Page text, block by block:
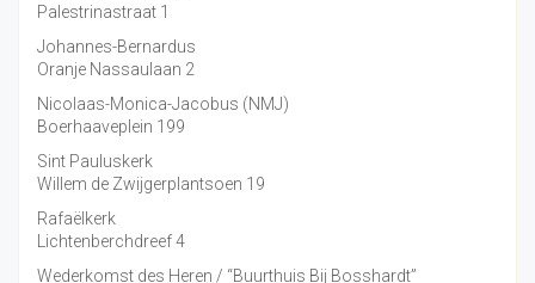
Palestrinastraat 1
Johannes-Bernardus
Oranje Nassaulaan 2
Nicolaas-Monica-Jacobus (NMJ)
Boerhaaveplein 199
Sint Pauluskerk
Willem de Zwijgerplantsoen 19
Rafaëlkerk
Lichtenberchdreef 4
Wederkomst des Heren / “Buurthuis Bij Bosshardt”